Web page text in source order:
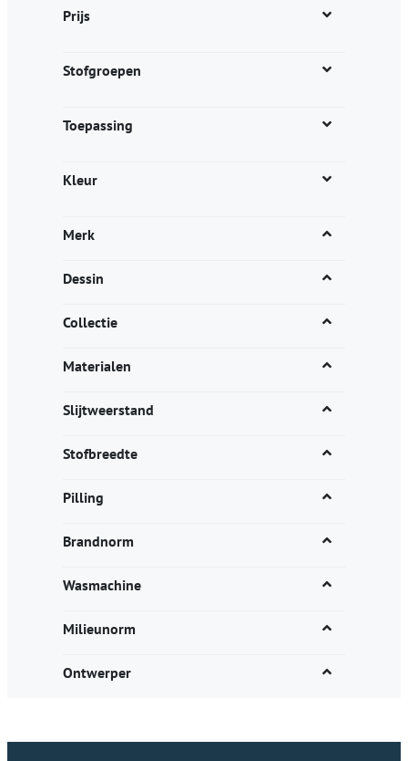
Prijs
Stofgroepen
Toepassing
Kleur
Merk
Dessin
Collectie
Materialen
Slijtweerstand
Stofbreedte
Pilling
Brandnorm
Wasmachine
Milieunorm
Ontwerper
op
productpagina